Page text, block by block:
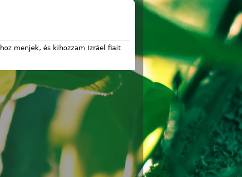
menjek, és kihozzam Izráel fiait